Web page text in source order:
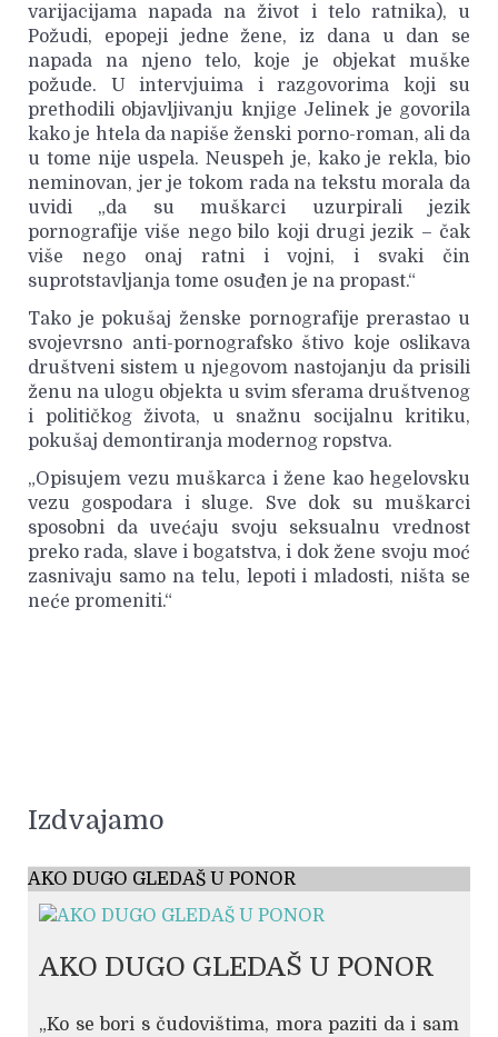
varijacijama napada na život i telo ratnika), u
Požudi, epopeji jedne žene, iz dana u dan se
napada na njeno telo, koje je objekat muške
požude. U intervjuima i razgovorima koji su
prethodili objavljivanju knjige Jelinek je govorila
kako je htela da napiše ženski porno-roman, ali da
u tome nije uspela. Neuspeh je, kako je rekla, bio
neminovan, jer je tokom rada na tekstu morala da
uvidi „da su muškarci uzurpirali jezik
pornografije više nego bilo koji drugi jezik – čak
više nego onaj ratni i vojni, i svaki čin
suprotstavljanja tome osuđen je na propast.“
Tako je pokušaj ženske pornografije prerastao u
svojevrsno anti-pornografsko štivo koje oslikava
društveni sistem u njegovom nastojanju da prisili
ženu na ulogu objekta u svim sferama društvenog
i političkog života, u snažnu socijalnu kritiku,
pokušaj demontiranja modernog ropstva.
„Opisujem vezu muškarca i žene kao hegelovsku
vezu gospodara i sluge. Sve dok su muškarci
sposobni da uvećaju svoju seksualnu vrednost
preko rada, slave i bogatstva, i dok žene svoju moć
zasnivaju samo na telu, lepoti i mladosti, ništa se
neće promeniti.“
Izdvajamo
AKO DUGO GLEDAŠ U PONOR
AKO DUGO GLEDAŠ U PONOR
„Ko se bori s čudovištima, mora paziti da i sam